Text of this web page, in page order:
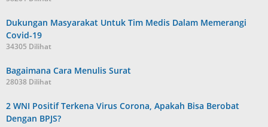
Dukungan Masyarakat Untuk Tim Medis Dalam Memerangi
Covid-19
34305 Dilihat
Bagaimana Cara Menulis Surat
28038 Dilihat
2 WNI Positif Terkena Virus Corona, Apakah Bisa Berobat
Dengan BPJS?